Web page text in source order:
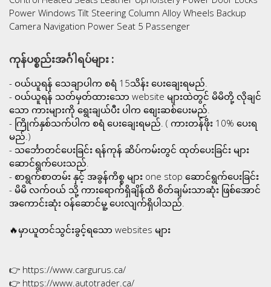
Power Windows Tilt Steering Column Alloy Wheels Backup
Camera Navigation Power Seat 5 Passenger
ကုန်ပစ္စည်းအင်္ဂါရပ်များ :
- ဝယ်ယူရန် သေချာပါက စရံ 15သိန်း ပေးချေးရမည်.
- ဝယ်ယူရန် သတ်မှတ်ထားသော website များထဲတွင် မိမိတို့ လိုချင်
သော ကားများကို ရွေးချယ်ပီး ပါက စျေးဆစ်ပေးမည်.
- ကြိုက်နှစ်သက်ပါက စရံ ပေးချေးရမည်. ( ကားတန်ဖိုး 10% ပေးရ
မည်.)
- သင်္ဘောတင်ပေးခြင်း ရန်ကုန် ဆိပ်ကမ်းတွင် ထုတ်ပေးခြင်း များ
ဆောင်ရွက်ပေးသည်.
- စာရွက်စာတမ်း နှင့် အခွန်ကိစ္စ များ one stop ဆောင်ရွက်ပေးခြင်း
- မိမိ လက်ဝယ် သို့ ကားရောက်ရှိချိန်ထိ စိတ်ချမ်းသာဆုံး ဖြစ်အောင်
အကောင်းဆုံး ဝန်ဆောင်မူ့ ပေးလျက်ရှိပါသည်.
🔥မှာယူတင်သွင်းခွင့်ရသော websites များ
👉 https://www.cargurus.ca/
👉 https://www.autotrader.ca/